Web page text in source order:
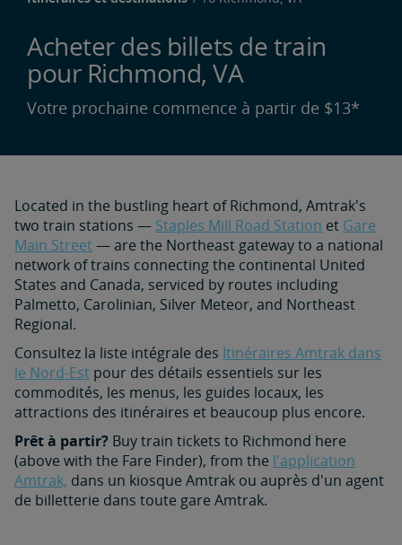
Acheter des billets de train
pour Richmond, VA
Votre prochaine commence à partir de $13*
Located in the bustling heart of Richmond, Amtrak's
two train stations — Staples Mill Road Station et Gare
Main Street — are the Northeast gateway to a national
network of trains connecting the continental United
States and Canada, serviced by routes including
Palmetto, Carolinian, Silver Meteor, and Northeast
Regional.
Consultez la liste intégrale des Itinéraires Amtrak dans
le Nord-Est pour des détails essentiels sur les
commodités, les menus, les guides locaux, les
attractions des itinéraires et beaucoup plus encore.
Prêt à partir? Buy train tickets to Richmond here
(above with the Fare Finder), from the l'application
Amtrak, dans un kiosque Amtrak ou auprès d'un agent
de billetterie dans toute gare Amtrak.